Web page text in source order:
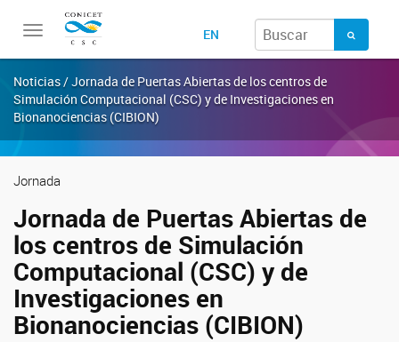
Toggle
EN
Noticias / Jornada de Puertas Abiertas de los centros de
Simulación Computacional (CSC) y de Investigaciones en
Bionanociencias (CIBION)
Jornada
Jornada de Puertas Abiertas de
los centros de Simulación
Computacional (CSC) y de
Investigaciones en
Bionanociencias (CIBION)